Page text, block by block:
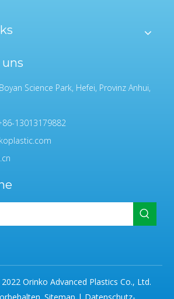
Science Park, Hefei, Provinz Anhui,
13013179882
Orinko Advanced Plastics Co., Ltd.
Sitemap | Datenschutz-